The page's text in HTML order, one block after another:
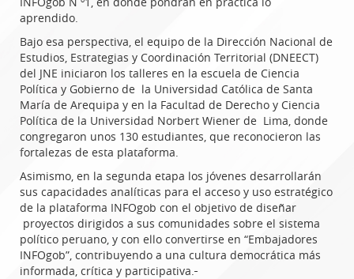
aprendido.
Bajo esa perspectiva, el equipo de la Dirección Nacional de
Estudios, Estrategias y Coordinación Territorial (DNEECT)
del JNE iniciaron los talleres en la escuela de Ciencia
Política y Gobierno de la Universidad Católica de Santa
María de Arequipa y en la Facultad de Derecho y Ciencia
Política de la Universidad Norbert Wiener de Lima, donde
congregaron unos 130 estudiantes, que reconocieron las
fortalezas de esta plataforma.
Asimismo, en la segunda etapa los jóvenes desarrollarán
sus capacidades analíticas para el acceso y uso estratégico
de la plataforma INFOgob con el objetivo de diseñar
proyectos dirigidos a sus comunidades sobre el sistema
político peruano, y con ello convertirse en “Embajadores
INFOgob”, contribuyendo a una cultura democrática más
informada, crítica y participativa.